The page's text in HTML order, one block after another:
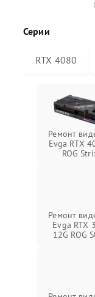
Серии
RTX 4080
Ремонт
Evga RTX
ROG
Ремонт
Evga RTX
12G ROG